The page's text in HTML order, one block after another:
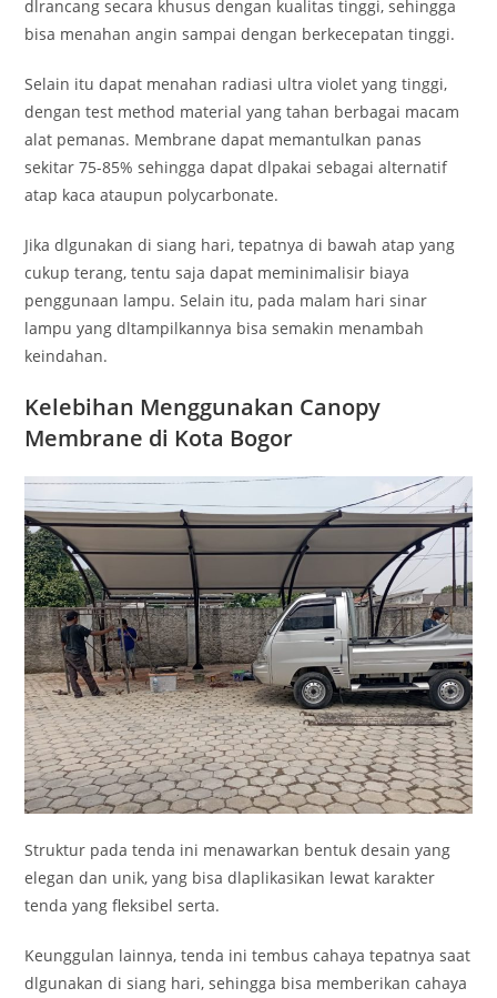
dlrancang secara khusus dengan kualitas tinggi, sehingga
bisa menahan angin sampai dengan berkecepatan tinggi.
Selain itu dapat menahan radiasi ultra violet yang tinggi,
dengan test method material yang tahan berbagai macam
alat pemanas. Membrane dapat memantulkan panas
sekitar 75-85% sehingga dapat dlpakai sebagai alternatif
atap kaca ataupun polycarbonate.
Jika dlgunakan di siang hari, tepatnya di bawah atap yang
cukup terang, tentu saja dapat meminimalisir biaya
penggunaan lampu. Selain itu, pada malam hari sinar
lampu yang dltampilkannya bisa semakin menambah
keindahan.
Kelebihan Menggunakan Canopy
Membrane di Kota Bogor
Struktur pada tenda ini menawarkan bentuk desain yang
elegan dan unik, yang bisa dlaplikasikan lewat karakter
tenda yang fleksibel serta.
Keunggulan lainnya, tenda ini tembus cahaya tepatnya saat
dlgunakan di siang hari, sehingga bisa memberikan cahaya